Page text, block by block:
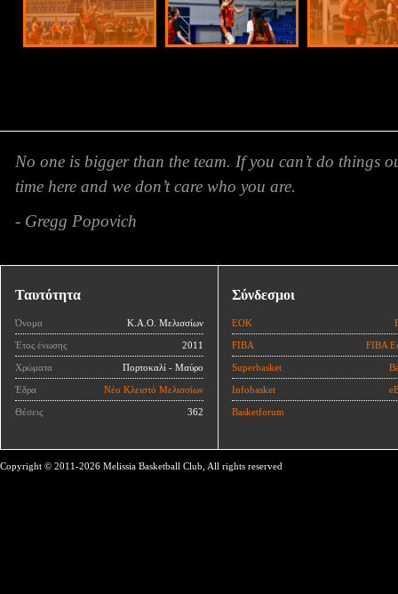
No one is bigger than the team. If you can’t do things
time here and we don’t care who you are.
- Gregg Popovich
Ταυτότητα
Όνομα Κ.Α.Ο. Μελισσίων
Έτος ένωσης 2011
Χρώματα Πορτοκαλί - Μαύρο
Έδρα Νέο Κλειστό Μελισσίων
Θέσεις 362
Σύνδεσμοι
ΕΟΚ
FIBA FIBA
Superbasket
Infobasket
Basketforum
Copyright © 2011-2026 Melissia Basketball Club, All rights reserved